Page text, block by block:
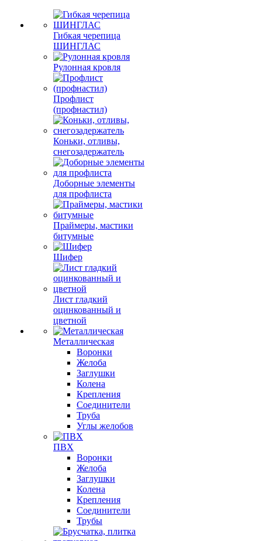
Гибкая черепица
ШИНГЛАС
Рулонная кровля
Профлист
(профнастил)
Коньки, отливы,
снегозадержатель
Доборные элементы
для профлиста
Праймеры, мастики
битумные
Шифер
Лист гладкий
оцинкованный и
цветной
Металлическая
Воронки
Желоба
Заглушки
Колена
Крепления
Соединители
Труба
Углы желобов
ПВХ
Воронки
Желоба
Заглушки
Колена
Крепления
Соединители
Трубы